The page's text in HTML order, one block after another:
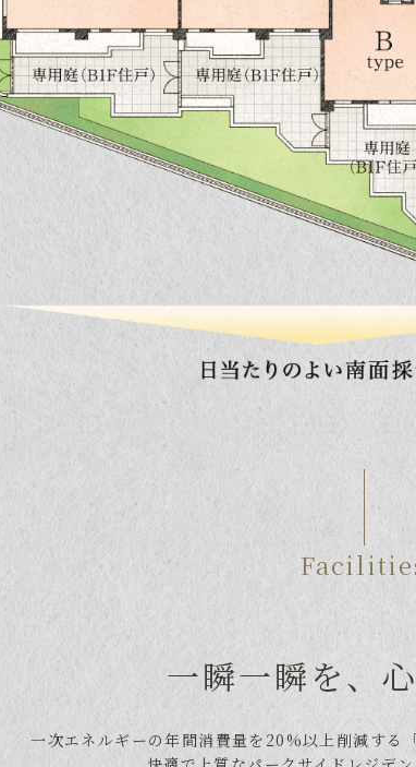
一瞬一瞬を、心
一次エネルギーの年間消費量を20%以上削減する